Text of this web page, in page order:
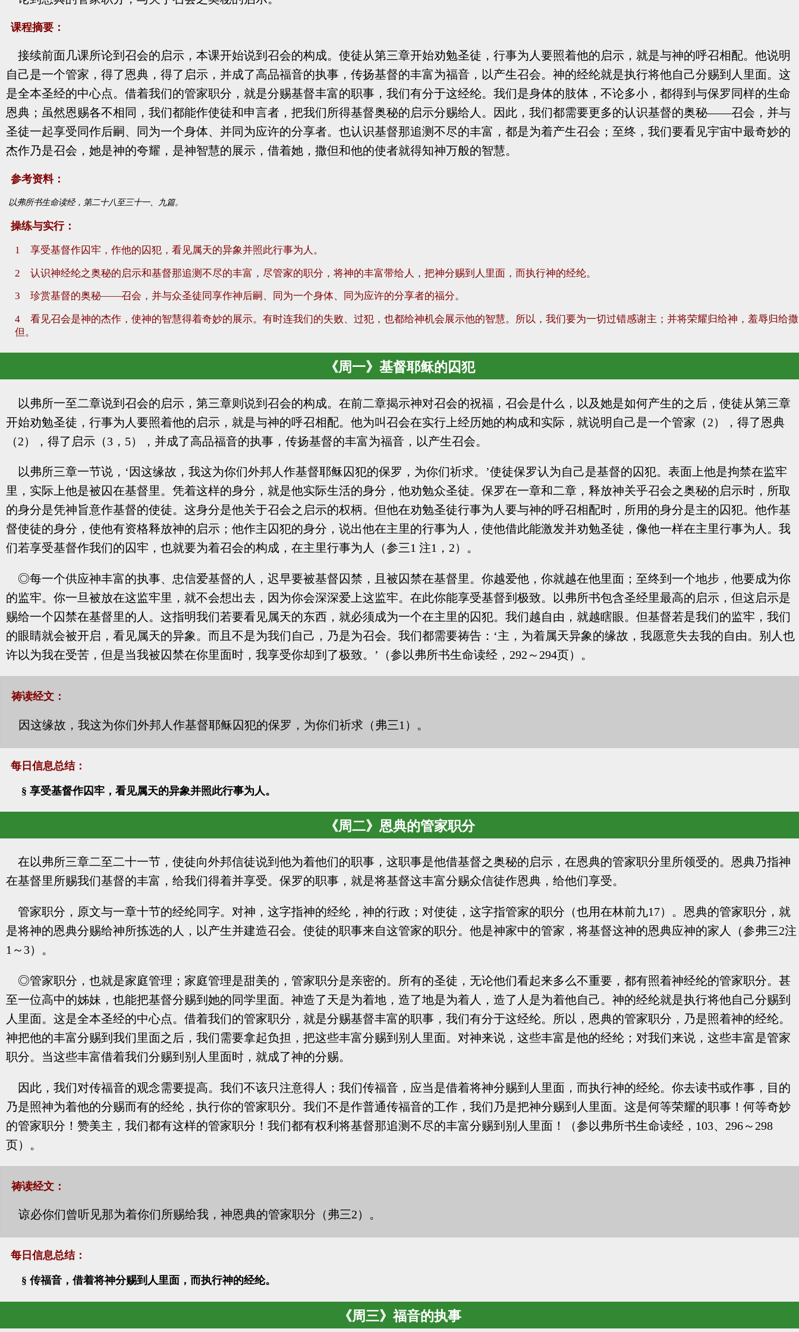
课程摘要：
接续前面几课所论到召会的启示，本课开始说到召会的构成。使徒从第三章开始劝勉圣徒，行事为人要照着他的启示，就是与神的呼召相配。他说明
自己是一个管家，得了恩典，得了启示，并成了高品福音的执事，传扬基督的丰富为福音，以产生召会。神的经纶就是执行将他自己分赐到人里面。这
是全本圣经的中心点。借着我们的管家职分，就是分赐基督丰富的职事，我们有分于这经纶。我们是身体的肢体，不论多小，都得到与保罗同样的生命
恩典；虽然恩赐各不相同，我们都能作使徒和申言者，把我们所得基督奥秘的启示分赐给人。因此，我们都需要更多的认识基督的奥秘——召会，并与
圣徒一起享受同作后嗣、同为一个身体、并同为应许的分享者。也认识基督那追测不尽的丰富，都是为着产生召会；至终，我们要看见宇宙中最奇妙的
杰作乃是召会，她是神的夸耀，是神智慧的展示，借着她，撒但和他的使者就得知神万般的智慧。
参考资料：
以弗所书生命读经，第二十八至三十一、九篇。
操练与实行：
1 享受基督作囚牢，作他的囚犯，看见属天的异象并照此行事为人。
2 认识神经纶之奥秘的启示和基督那追测不尽的丰富，尽管家的职分，将神的丰富带给人，把神分赐到人里面，而执行神的经纶。
3 珍赏基督的奥秘——召会，并与众圣徒同享作神后嗣、同为一个身体、同为应许的分享者的福分。
4 看见召会是神的杰作，使神的智慧得着奇妙的展示。有时连我们的失败、过犯，也都给神机会展示他的智慧。所以，我们要为一切过错感谢主；并将荣耀归给神，羞辱归给撒
但。
《周一》基督耶稣的囚犯
以弗所一至二章说到召会的启示，第三章则说到召会的构成。在前二章揭示神对召会的祝福，召会是什么，以及她是如何产生的之后，使徒从第三章
开始劝勉圣徒，行事为人要照着他的启示，就是与神的呼召相配。他为叫召会在实行上经历她的构成和实际，就说明自己是一个管家（2），得了恩典
（2），得了启示（3，5），并成了高品福音的执事，传扬基督的丰富为福音，以产生召会。
以弗所三章一节说，‘因这缘故，我这为你们外邦人作基督耶稣囚犯的保罗，为你们祈求。’使徒保罗认为自己是基督的囚犯。表面上他是拘禁在监牢
里，实际上他是被囚在基督里。凭着这样的身分，就是他实际生活的身分，他劝勉众圣徒。保罗在一章和二章，释放神关乎召会之奥秘的启示时，所取
的身分是凭神旨意作基督的使徒。这身分是他关于召会之启示的权柄。但他在劝勉圣徒行事为人要与神的呼召相配时，所用的身分是主的囚犯。他作基
督使徒的身分，使他有资格释放神的启示；他作主囚犯的身分，说出他在主里的行事为人，使他借此能激发并劝勉圣徒，像他一样在主里行事为人。我
们若享受基督作我们的囚牢，也就要为着召会的构成，在主里行事为人（参三1 注1，2）。
◎每一个供应神丰富的执事、忠信爱基督的人，迟早要被基督囚禁，且被囚禁在基督里。你越爱他，你就越在他里面；至终到一个地步，他要成为你
的监牢。你一旦被放在这监牢里，就不会想出去，因为你会深深爱上这监牢。在此你能享受基督到极致。以弗所书包含圣经里最高的启示，但这启示是
赐给一个囚禁在基督里的人。这指明我们若要看见属天的东西，就必须成为一个在主里的囚犯。我们越自由，就越瞎眼。但基督若是我们的监牢，我们
的眼睛就会被开启，看见属天的异象。而且不是为我们自己，乃是为召会。我们都需要祷告：‘主，为着属天异象的缘故，我愿意失去我的自由。别人也
许以为我在受苦，但是当我被囚禁在你里面时，我享受你却到了极致。’（参以弗所书生命读经，292～294页）。
祷读经文：
因这缘故，我这为你们外邦人作基督耶稣囚犯的保罗，为你们祈求（弗三1）。
每日信息总结：
§ 享受基督作囚牢，看见属天的异象并照此行事为人。
《周二》恩典的管家职分
在以弗所三章二至二十一节，使徒向外邦信徒说到他为着他们的职事，这职事是他借基督之奥秘的启示，在恩典的管家职分里所领受的。恩典乃指神
在基督里所赐我们基督的丰富，给我们得着并享受。保罗的职事，就是将基督这丰富分赐众信徒作恩典，给他们享受。
管家职分，原文与一章十节的经纶同字。对神，这字指神的经纶，神的行政；对使徒，这字指管家的职分（也用在林前九17）。恩典的管家职分，就
是将神的恩典分赐给神所拣选的人，以产生并建造召会。使徒的职事来自这管家的职分。他是神家中的管家，将基督这神的恩典应神的家人（参弗三2注
1～3）。
◎管家职分，也就是家庭管理；家庭管理是甜美的，管家职分是亲密的。所有的圣徒，无论他们看起来多么不重要，都有照着神经纶的管家职分。甚
至一位高中的姊妹，也能把基督分赐到她的同学里面。神造了天是为着地，造了地是为着人，造了人是为着他自己。神的经纶就是执行将他自己分赐到
人里面。这是全本圣经的中心点。借着我们的管家职分，就是分赐基督丰富的职事，我们有分于这经纶。所以，恩典的管家职分，乃是照着神的经纶。
神把他的丰富分赐到我们里面之后，我们需要拿起负担，把这些丰富分赐到别人里面。对神来说，这些丰富是他的经纶；对我们来说，这些丰富是管家
职分。当这些丰富借着我们分赐到别人里面时，就成了神的分赐。
因此，我们对传福音的观念需要提高。我们不该只注意得人；我们传福音，应当是借着将神分赐到人里面，而执行神的经纶。你去读书或作事，目的
乃是照神为着他的分赐而有的经纶，执行你的管家职分。我们不是作普通传福音的工作，我们乃是把神分赐到人里面。这是何等荣耀的职事！何等奇妙
的管家职分！赞美主，我们都有这样的管家职分！我们都有权利将基督那追测不尽的丰富分赐到别人里面！（参以弗所书生命读经，103、296～298
页）。
祷读经文：
谅必你们曾听见那为着你们所赐给我，神恩典的管家职分（弗三2）。
每日信息总结：
§ 传福音，借着将神分赐到人里面，而执行神的经纶。
《周三》福音的执事